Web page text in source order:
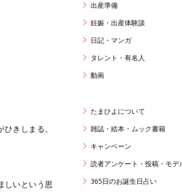
きしまる。
しいという思
出産準備
妊娠・出産体験談
日記・マンガ
タレント・有名人
動画
たまひよについて
雑誌・絵本・ムック書籍
キャンペーン
読者アンケート・投稿・モデ
365日のお誕生日占い